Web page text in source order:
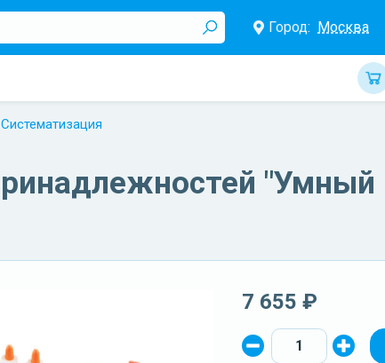
Город: Москва
"Умный
7 655 ₽